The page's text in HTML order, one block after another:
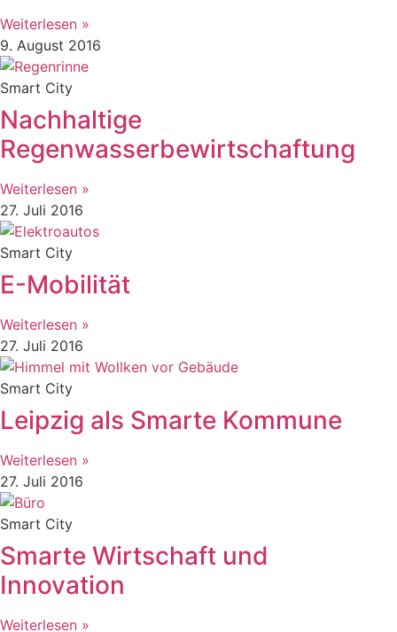
Weiterlesen »
9. August 2016
Smart City
Nachhaltige
Regenwasserbewirtschaftung
Weiterlesen »
27. Juli 2016
Smart City
E-Mobilität
Weiterlesen »
27. Juli 2016
Smart City
Leipzig als Smarte Kommune
Weiterlesen »
27. Juli 2016
Smart City
Smarte Wirtschaft und
Innovation
Weiterlesen »